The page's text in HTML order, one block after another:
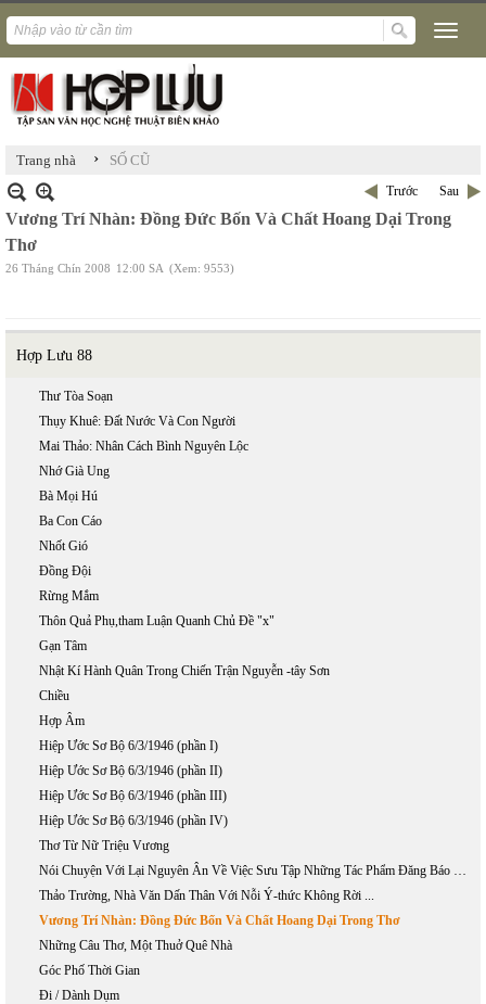
Trang nhà › SỐ CŨ
Trước Sau
Vương Trí Nhàn: Đồng Đức Bốn Và Chất Hoang Dại Trong
Thơ
26 Tháng Chín 2008 12:00 SA (Xem: 9553)
Hợp Lưu 88
Thư Tòa Soạn
Thụy Khuê: Đất Nước Và Con Người
Mai Thảo: Nhân Cách Bình Nguyên Lộc
Nhớ Già Ung
Bà Mọi Hú
Ba Con Cáo
Nhốt Gió
Đồng Đội
Rừng Mắm
Thôn Quả Phụ,tham Luận Quanh Chủ Đề "x"
Gạn Tâm
Nhật Kí Hành Quân Trong Chiến Trận Nguyễn -tây Sơn
Chiều
Hợp Âm
Hiệp Ước Sơ Bộ 6/3/1946 (phần I)
Hiệp Ước Sơ Bộ 6/3/1946 (phần II)
Hiệp Ước Sơ Bộ 6/3/1946 (phần III)
Hiệp Ước Sơ Bộ 6/3/1946 (phần IV)
Thơ Từ Nữ Triệu Vương
Nói Chuyện Với Lại Nguyên Ân Về Việc Sưu Tập Những Tác Phẩm Đăng Báo Của Phan Khôi
Thảo Trường, Nhà Văn Dấn Thân Với Nỗi Ý-thức Không Rời ...
Vương Trí Nhàn: Đồng Đức Bốn Và Chất Hoang Dại Trong Thơ
Những Câu Thơ, Một Thuở Quê Nhà
Góc Phố Thời Gian
Đi / Dành Dụm